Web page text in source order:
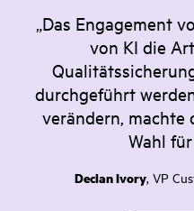
„Das Engagement
von KI die
durchgeführt
verändern, machte
Wahl
Declan Ivory, VP